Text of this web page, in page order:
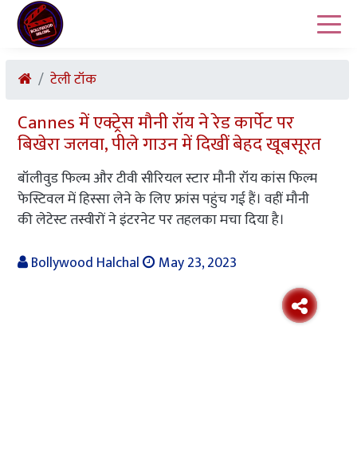
टेली टॉक
Cannes में एक्ट्रेस मौनी रॉय ने रेड कार्पेट पर
बिखेरा जलवा, पीले गाउन में दिखीं बेहद खूबसूरत
बॉलीवुड फिल्म और टीवी सीरियल स्टार मौनी रॉय कांस फिल्म
फेस्टिवल में हिस्सा लेने के लिए फ्रांस पहुंच गई हैं। वहीं मौनी
की लेटेस्ट तस्वीरों ने इंटरनेट पर तहलका मचा दिया है।
Bollywood Halchal
May 23, 2023